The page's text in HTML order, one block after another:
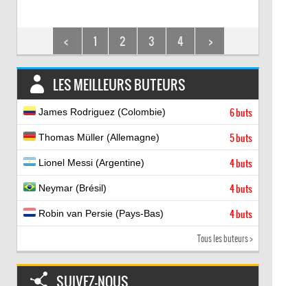
< 1 2 3 4 >
LES MEILLEURS BUTEURS
James Rodriguez (Colombie) 6 buts
Thomas Müller (Allemagne) 5 buts
Lionel Messi (Argentine) 4 buts
Neymar (Brésil) 4 buts
Robin van Persie (Pays-Bas) 4 buts
Tous les buteurs >
SUIVEZ-NOUS